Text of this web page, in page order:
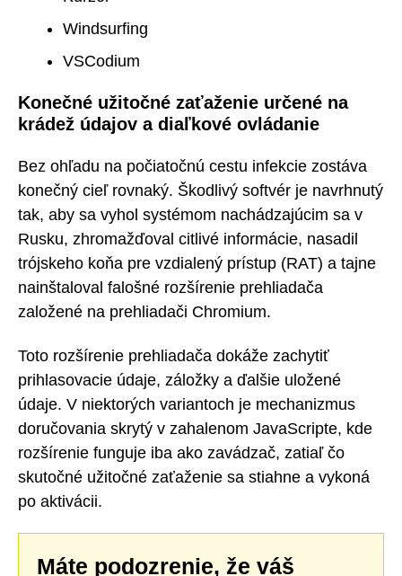
Windsurfing
VSCodium
Konečné užitočné zaťaženie určené na
krádež údajov a diaľkové ovládanie
Bez ohľadu na počiatočnú cestu infekcie zostáva
konečný cieľ rovnaký. Škodlivý softvér je navrhnutý
tak, aby sa vyhol systémom nachádzajúcim sa v
Rusku, zhromažďoval citlivé informácie, nasadil
trójskeho koňa pre vzdialený prístup (RAT) a tajne
nainštaloval falošné rozšírenie prehliadača
založené na prehliadači Chromium.
Toto rozšírenie prehliadača dokáže zachytiť
prihlasovacie údaje, záložky a ďalšie uložené
údaje. V niektorých variantoch je mechanizmus
doručovania skrytý v zahalenom JavaScripte, kde
rozšírenie funguje iba ako zavádzač, zatiaľ čo
skutočné užitočné zaťaženie sa stiahne a vykoná
po aktivácii.
Máte podozrenie, že váš